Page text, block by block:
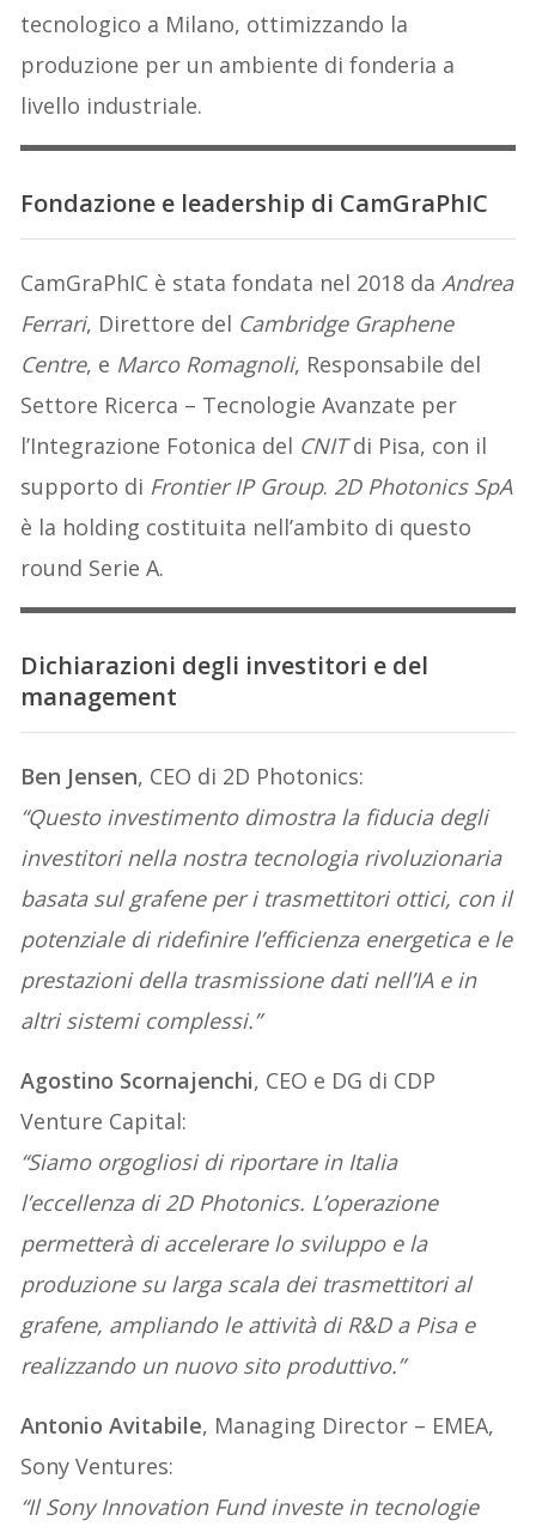
tecnologico a Milano, ottimizzando la
produzione per un ambiente di fonderia a
livello industriale.
Fondazione e leadership di CamGraPhIC
CamGraPhIC è stata fondata nel 2018 daAndrea
Ferrari, Direttore del Cambridge Graphene
Centre, e Marco Romagnoli, Responsabile del
Settore Ricerca – Tecnologie Avanzate per
l’Integrazione Fotonica del CNITdi Pisa, con il
supporto di Frontier IP Group. 2D Photonics SpA
è la holding costituita nell’ambito di questo
round Serie A.
Dichiarazioni degli investitori e del
management
Ben Jensen, CEO di 2D Photonics:
“Questo investimento dimostra la fiducia degli
investitori nella nostra tecnologia rivoluzionaria
basata sul grafene per i trasmettitori ottici, con il
potenziale di ridefinire l’efficienza energetica e le
prestazioni della trasmissione dati nell’IA e in
altri sistemi complessi.”
Agostino Scornajenchi, CEO e DG di CDP
Venture Capital:
“Siamo orgogliosi di riportare in Italia
l’eccellenza di 2D Photonics. L’operazione
permetterà di accelerare lo sviluppo e la
produzione su larga scala dei trasmettitori al
grafene, ampliando le attività di R&D a Pisa e
realizzando un nuovo sito produttivo.”
Antonio Avitabile, Managing Director – EMEA,
Sony Ventures:
“Il Sony Innovation Fund investe in tecnologie